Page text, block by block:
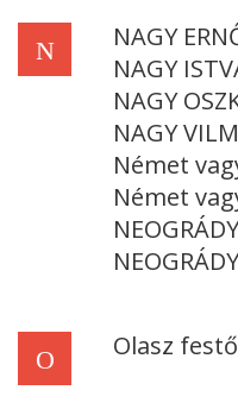
N
NAGY
NAGY
NAGY
NAGY
Német
Német
O Olasz festő